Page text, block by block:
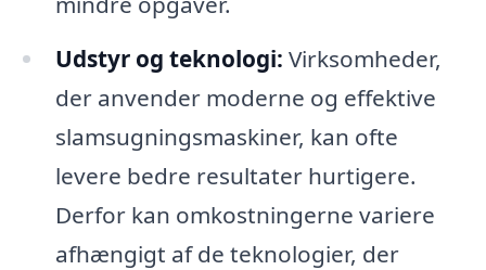
Udstyr og teknologi: Virksomheder,
der anvender moderne og effektive
slamsugningsmaskiner, kan ofte
levere bedre resultater hurtigere.
Derfor kan omkostningerne variere
afhængigt af de teknologier, der